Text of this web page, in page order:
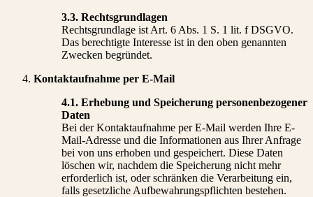
3.3. Rechtsgrundlagen
Rechtsgrundlage ist Art. 6 Abs. 1 S. 1 lit. f DSGVO.
Das berechtigte Interesse ist in den oben genannten
Zwecken begründet.
Kontaktaufnahme per E-Mail
4.1. Erhebung und Speicherung personenbezogener
Daten
Bei der Kontaktaufnahme per E-Mail werden Ihre E-
Mail-Adresse und die Informationen aus Ihrer Anfrage
bei von uns erhoben und gespeichert. Diese Daten
löschen wir, nachdem die Speicherung nicht mehr
erforderlich ist, oder schränken die Verarbeitung ein,
falls gesetzliche Aufbewahrungspflichten bestehen.